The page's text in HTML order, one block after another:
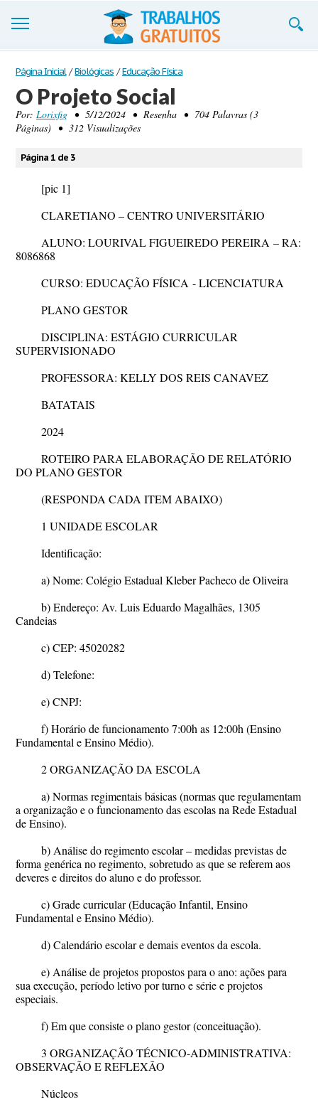
Trabalhos
Cadastre-se
Entre
Blog
Contate-nos
Página Inicial / Biológicas / Educação Física
O Projeto Social
Por: Lorixfig • 5/12/2024 • Resenha • 704 Palavras (3
Páginas) • 312 Visualizações
Página 1 de 3
[pic 1]
CLARETIANO – CENTRO UNIVERSITÁRIO
ALUNO: LOURIVAL FIGUEIREDO PEREIRA – RA:
8086868
CURSO: EDUCAÇÃO FÍSICA - LICENCIATURA
PLANO GESTOR
DISCIPLINA: ESTÁGIO CURRICULAR
SUPERVISIONADO
PROFESSORA: KELLY DOS REIS CANAVEZ
BATATAIS
2024
ROTEIRO PARA ELABORAÇÃO DE RELATÓRIO
DO PLANO GESTOR
(RESPONDA CADA ITEM ABAIXO)
1 UNIDADE ESCOLAR
Identificação:
a) Nome: Colégio Estadual Kleber Pacheco de Oliveira
b) Endereço: Av. Luis Eduardo Magalhães, 1305
Candeias
c) CEP: 45020282
d) Telefone:
e) CNPJ:
f) Horário de funcionamento 7:00h as 12:00h (Ensino
Fundamental e Ensino Médio).
2 ORGANIZAÇÃO DA ESCOLA
a) Normas regimentais básicas (normas que regulamentam
a organização e o funcionamento das escolas na Rede Estadual
de Ensino).
b) Análise do regimento escolar – medidas previstas de
forma genérica no regimento, sobretudo as que se referem aos
deveres e direitos do aluno e do professor.
c) Grade curricular (Educação Infantil, Ensino
Fundamental e Ensino Médio).
d) Calendário escolar e demais eventos da escola.
e) Análise de projetos propostos para o ano: ações para
sua execução, período letivo por turno e série e projetos
especiais.
f) Em que consiste o plano gestor (conceituação).
3 ORGANIZAÇÃO TÉCNICO-ADMINISTRATIVA:
OBSERVAÇÃO E REFLEXÃO
Núcleos